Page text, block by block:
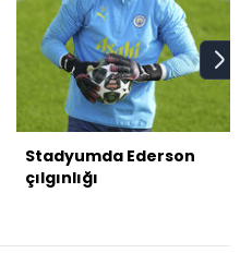
Stadyumda Ederson
çılgınlığı